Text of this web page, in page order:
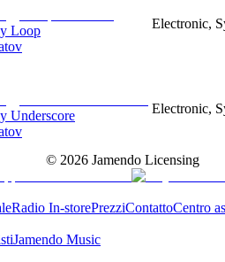
Loop
Electronic,
Underscore
Electronic,
© 2026 Jamendo Licensing
Radio In-storePrezziContattoCentro
Jamendo Music